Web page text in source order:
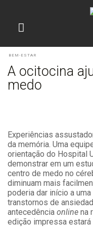
BEM-ESTAR
A ocitocina
medo
Experiências
da memória. Uma
orientação do Hospital
demonstrar em um
centro de medo no
diminuam mais
poderia dar início a
transtornos de
antecedência online na
edição impressa